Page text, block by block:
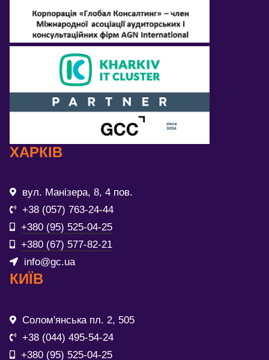
ХАРКІВ
вул. Манізера, 8, 4 пов.
+38 (057) 763-24-44
+380 (95) 525-04-25
+380 (67) 577-82-21
info@gc.ua
КИЇВ
Солом'янська пл. 2, 505
+38 (044) 495-54-24
+380 (95) 525-04-25